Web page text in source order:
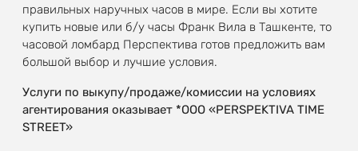
правильных наручных часов в мире. Если вы хотите
купить новые или б/у часы Франк Вила в Ташкенте, то
часовой ломбард Перспектива готов предложить вам
большой выбор и лучшие условия.
Услуги по выкупу/продаже/комиссии на условиях
агентирования оказывает *OOO «PERSPEKTIVA TIME
STREET»